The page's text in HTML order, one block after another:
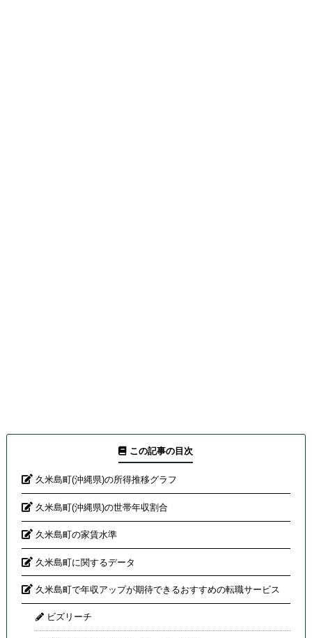
この記事の目次
久米島町(沖縄県)の所得推移グラフ
久米島町(沖縄県)の世帯年収割合
久米島町の家賃水準
久米島町に関するデータ
久米島町で年収アップが期待できるおすすめの転職サービス
ビズリーチ